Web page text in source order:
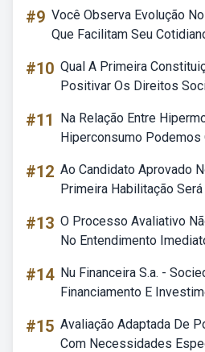
#9 Você Observa Evolução
Que Facilitam Seu
#10 Qual A Primeira
Positivar Os Direitos
#11
Na Relação Entre
Hiperconsumo Podemos
#12 Ao Candidato Aprovado
Primeira Habilitação
#13 O Processo Avaliativo
No Entendimento
#14 Nu Financeira S.a. -
Financiamento E
#15 Avaliação Adaptada De
Com Necessidades